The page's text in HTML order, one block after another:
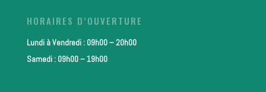
HORAIRES D’OUVERTURE
Lundi à Vendredi : 09h00 – 20h00
Samedi : 09h00 – 19h00